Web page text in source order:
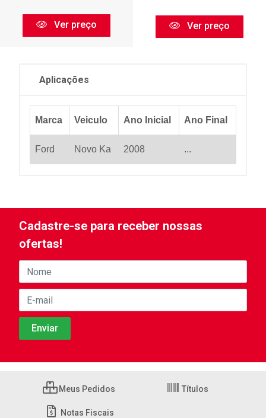
Ver preço Ver preço
Aplicações
Marca Veiculo Ano Inicial Ano Final
Ford Novo Ka 2008 ...
Cadastre-se para receber nossas
ofertas!
Meus Pedidos Títulos
Notas Fiscais